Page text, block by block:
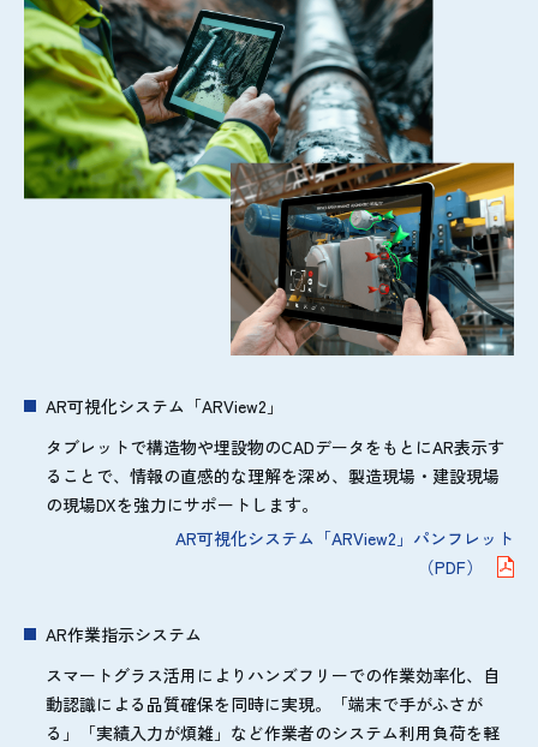
AR可視化システム「ARView2」
タブレットで構造物や埋設物のCADデータをもとにAR表示す
ることで、情報の直感的な理解を深め、製造現場・建設現場
の現場DXを強力にサポートします。
AR可視化システム「ARView2」パンフレット
（PDF）
AR作業指示システム
スマートグラス活用によりハンズフリーでの作業効率化、自
動認識による品質確保を同時に実現。「端末で手がふさが
る」「実績入力が煩雑」など作業者のシステム利用負荷を軽